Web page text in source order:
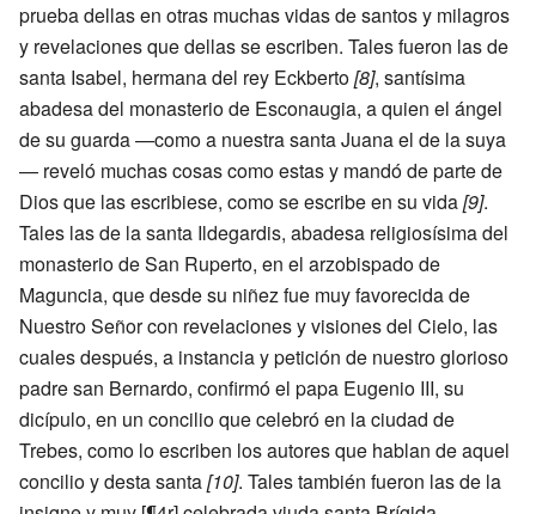
prueba dellas en otras muchas vidas de santos y milagros
y revelaciones que dellas se escriben. Tales fueron las de
santa Isabel, hermana del rey Eckberto[8], santísima
abadesa del monasterio de Esconaugia, a quien el ángel
de su guarda —como a nuestra santa Juana el de la suya
— reveló muchas cosas como estas y mandó de parte de
Dios que las escribiese, como se escribe en su vida[9].
Tales las de la santa Ildegardis, abadesa religiosísima del
monasterio de San Ruperto, en el arzobispado de
Maguncia, que desde su niñez fue muy favorecida de
Nuestro Señor con revelaciones y visiones del Cielo, las
cuales después, a instancia y petición de nuestro glorioso
padre san Bernardo, confirmó el papa Eugenio III, su
dicípulo, en un concilio que celebró en la ciudad de
Trebes, como lo escriben los autores que hablan de aquel
concilio y desta santa[10]. Tales también fueron las de la